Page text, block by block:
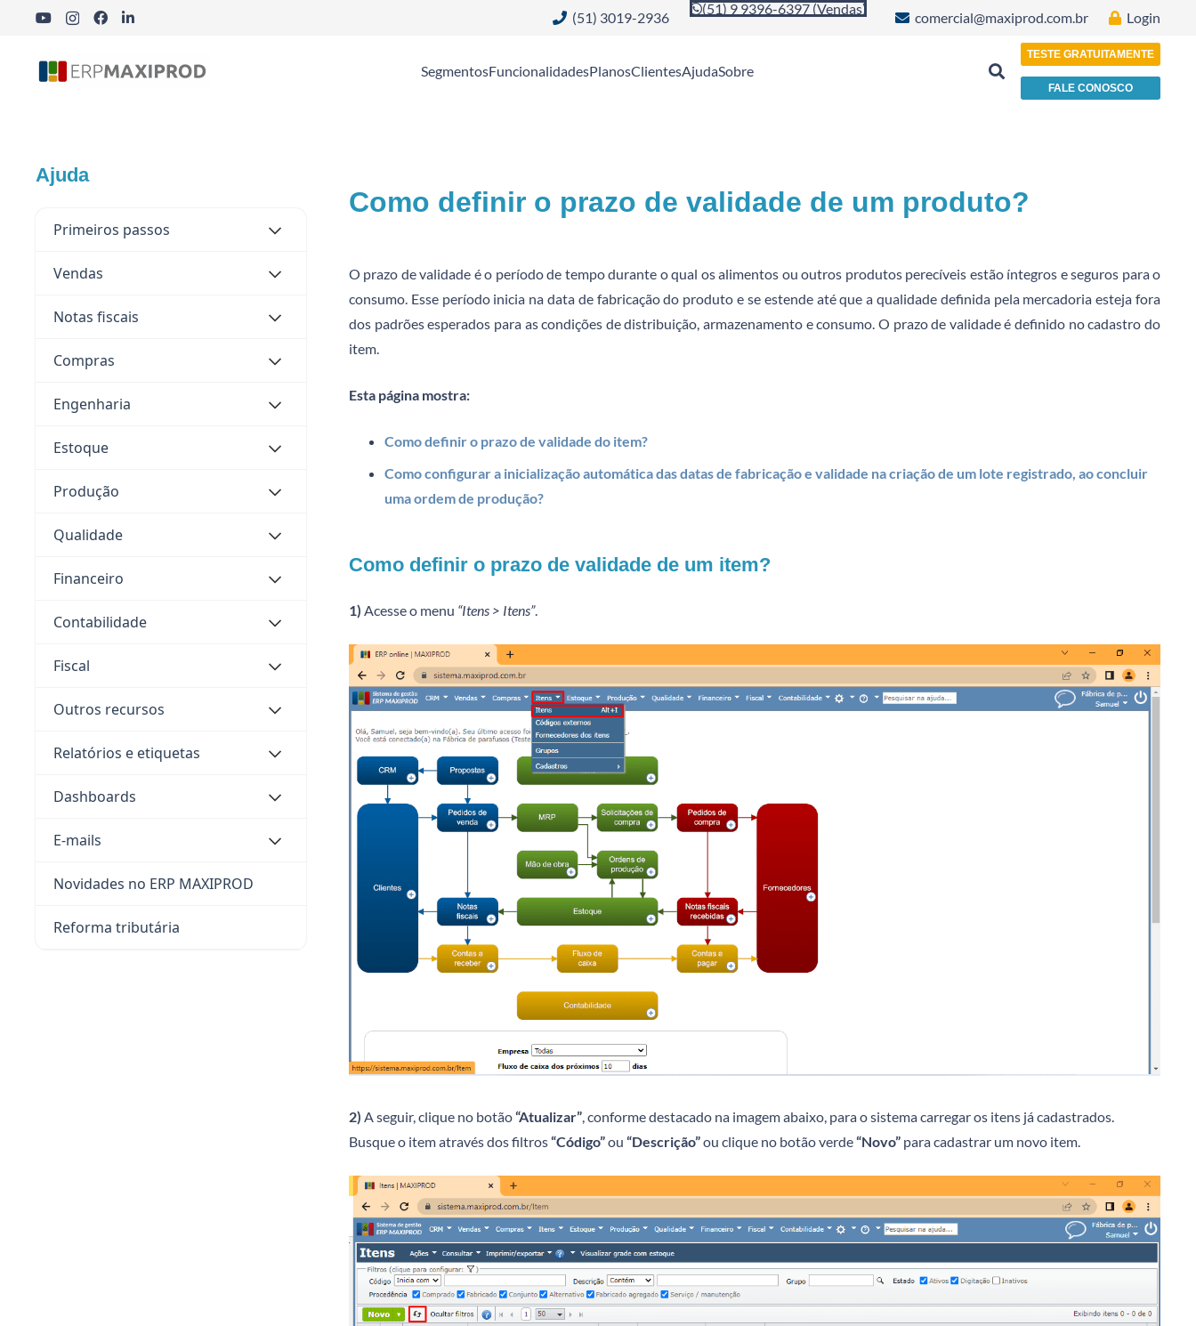
(51) 3019-2936
(51) 9 9396-6397 (Vendas)
comercial@maxiprod.com.br Login
SegmentosFuncionalidadesPlanosClientesAjudaSobre
TESTE GRATUITAMENTE
FALE CONOSCO
Ajuda
Primeiros passos
Vendas
Notas fiscais
Compras
Engenharia
Estoque
Produção
Qualidade
Financeiro
Contabilidade
Fiscal
Outros recursos
Relatórios e etiquetas
Dashboards
E-mails
Novidades no ERP MAXIPROD
Reforma tributária
Como definir o prazo de validade de um produto?
O prazo de validade é o período de tempo durante o qual os alimentos ou outros produtos perecíveis estão íntegros e seguros para o
consumo. Esse período inicia na data de fabricação do produto e se estende até que a qualidade definida pela mercadoria esteja fora
dos padrões esperados para as condições de distribuição, armazenamento e consumo. O prazo de validade é definido no cadastro do
item.
Esta página mostra:
Como definir o prazo de validade do item?
Como configurar a inicialização automática das datas de fabricação e validade na criação de um lote registrado, ao concluir
uma ordem de produção?
Como definir o prazo de validade de um item?
1) Acesse o menu “Itens > Itens”.
2) A seguir, clique no botão“Atualizar”, conforme destacado na imagem abaixo, para o sistema carregar os itens já cadastrados.
Busque o item através dos filtros“Código”ou “Descrição”ou clique no botão verde“Novo” para cadastrar um novo item.